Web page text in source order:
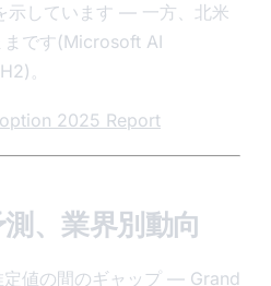
示しています — 一方、北米
まです(Microsoft AI
。
2025 Report
、業界別動向
定値の間のギャップ — Grand